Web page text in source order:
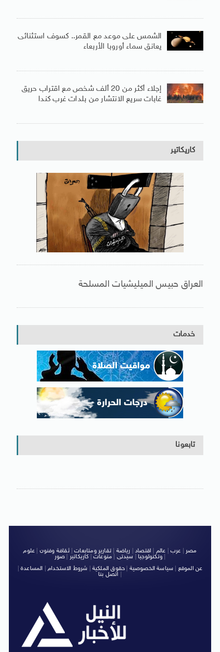
الشمس على موعد مع القمر.. كسوف استثنائى
يعانق سماء أوروبا الأربعاء
إجلاء أكثر من 20 ألف شخص مع اقتراب حريق
غابات سريع الانتشار من بلدات غرب كندا
كاريكاتير
العراق حبيس الميليشيات المسلحة
خدمات
تابعونا
مصر عرب عالم اقتصاد رياضة |تقارير ومتابعات|ثقافة وفنون
علوم
وتكنولوجيا| سيدتى منوعات كاريكاتير صور
|
عن الموقع
سياسة الخصوصية حقوق الملكية شروط الاستخدام| المساعدة|
اتصل بنا